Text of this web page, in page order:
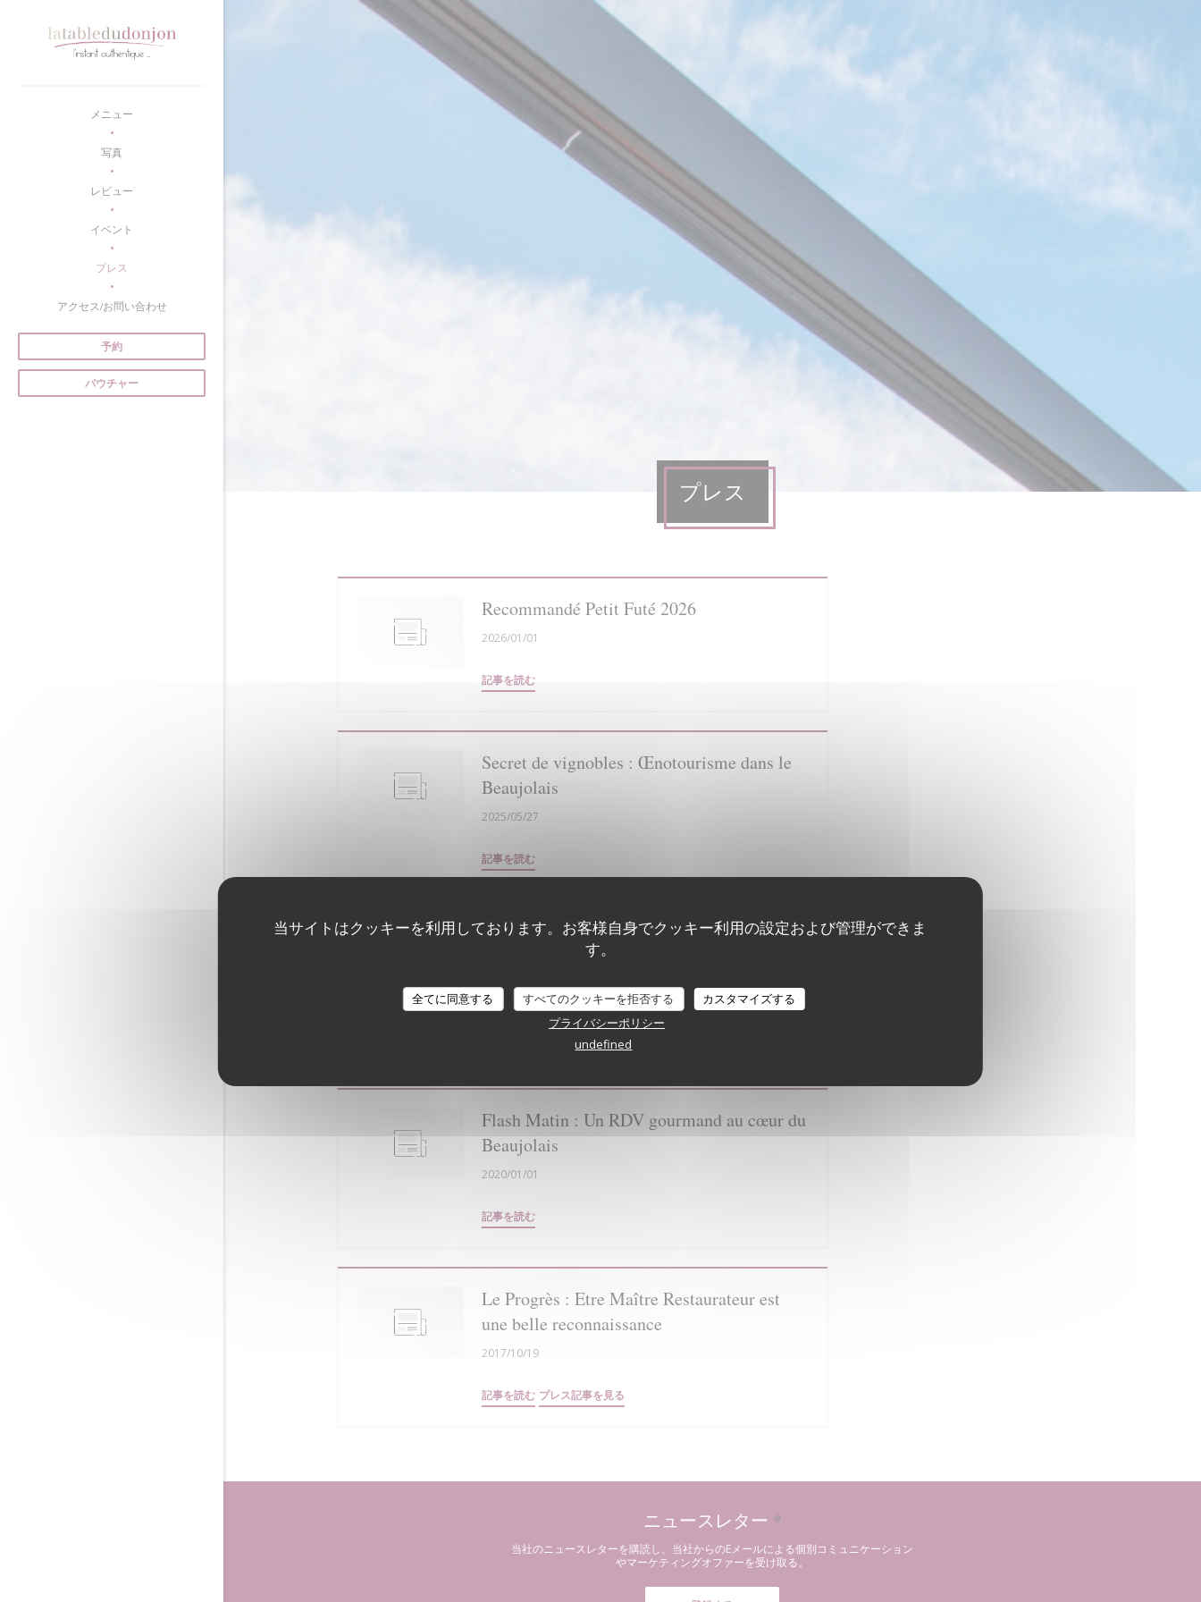
当サイトはクッキーを利用しております。お客様自身でクッキー利用の設定および管理ができま
す。
全てに同意する すべてのクッキーを拒否する
カスタマイズする
プライバシーポリシー
undefined
メニュー
写真
レビュー
イベント
プレス
アクセス/お問い合わせ
予約
バウチャー
プレス
Recommandé Petit Futé 2026
2026/01/01
記事を読む((新しいウィンドウで開きます))
Secret de vignobles : Œnotourisme dans le
Beaujolais
2025/05/27
記事を読む((新しいウィンドウで開きます))
Le Patriote : L'art du bistrot dans son plus
2021/08/20
((新しいウィンドウで開きます))
プレス記事を見る ((新しいウィンドウで開きます))
Flash Matin : Un RDV gourmand au cœur du
Beaujolais
2020/01/01
記事を読む((新しいウィンドウで開きます))
Le Progrès : Etre Maître Restaurateur est
une belle reconnaissance
2017/10/19
記事を読む((新しいウィンドウで開きます))
プレス記事を見る
ニュースレター *
当社のニュースレターを購読し、当社からのEメールによる個別コミュニケーション
やマーケティングオファーを受け取る。